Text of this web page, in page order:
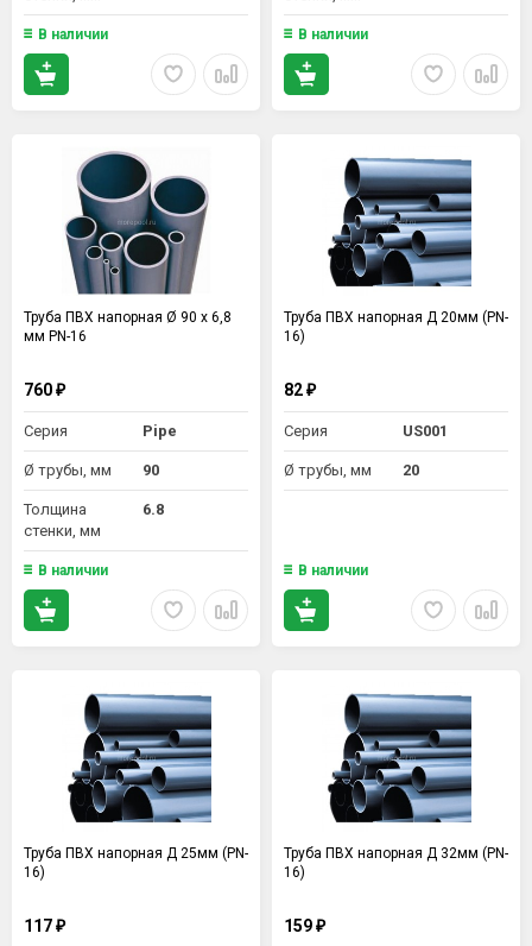
В наличии В наличии
Труба ПВХ напорная Ø 90 х 6,8
мм PN-16
760 ₽
Серия Pipe
Ø трубы, мм 90
Толщина
стенки, мм
6.8
В наличии
Труба ПВХ напорная Д 20мм (PN-
16)
82 ₽
Серия US001
Ø трубы, мм 20
В наличии
Труба ПВХ напорная Д 25мм (PN-
16)
117 ₽
Труба ПВХ напорная Д 32мм (PN-
16)
159 ₽